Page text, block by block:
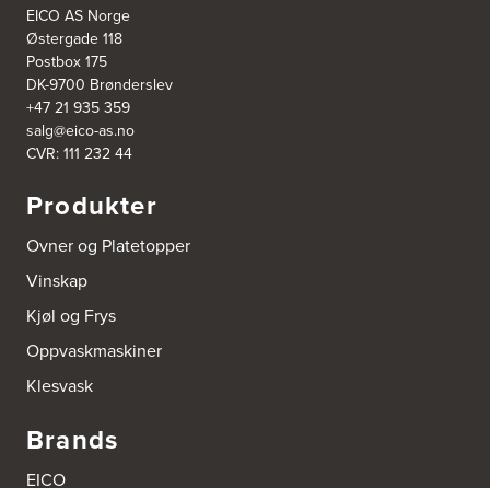
Drømmekjøkkenet Bergen
Møllendalsveien 1
5009 Bergen
Tel.: 55-208480
http://www.drommekjokken.no
Drømmekjøkkenet Tiller
Østre Rosten 2
7075 Tiller
Tel.: 90 64 78 00
http://www.drommekjokken.no
Drømmekjøkkenet Trondh.
Industriveien 1
Tel.:+47 90569666
EICO AS Norge
Østergade 118
Postbox 175
DK-9700 Brønderslev
+47 21 935 359
salg@eico-as.no
CVR: 111 232 44
Produkter
Ovner og Platetopper
Vinskap
Kjøl og Frys
Oppvaskmaskiner
Klesvask
Brands
EICO